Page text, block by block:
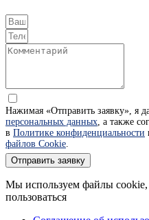
Нажимая «Отправить заявку», я
персональных данных , а также
в Политике конфиденциальности
файлов Cookie
Отправить заявку
Мы используем файлы
пользоваться